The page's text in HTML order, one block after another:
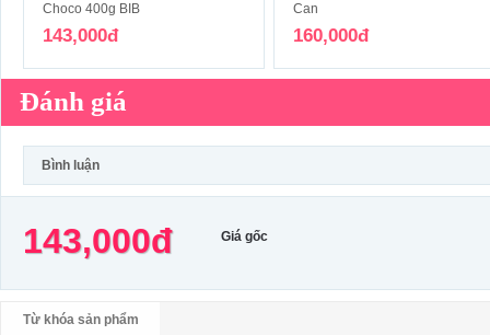
Choco 400g BIB
143,000đ
Can
160,000đ
Đánh giá
Bình luận
143,000đ Giá gốc
Từ khóa sản phẩm